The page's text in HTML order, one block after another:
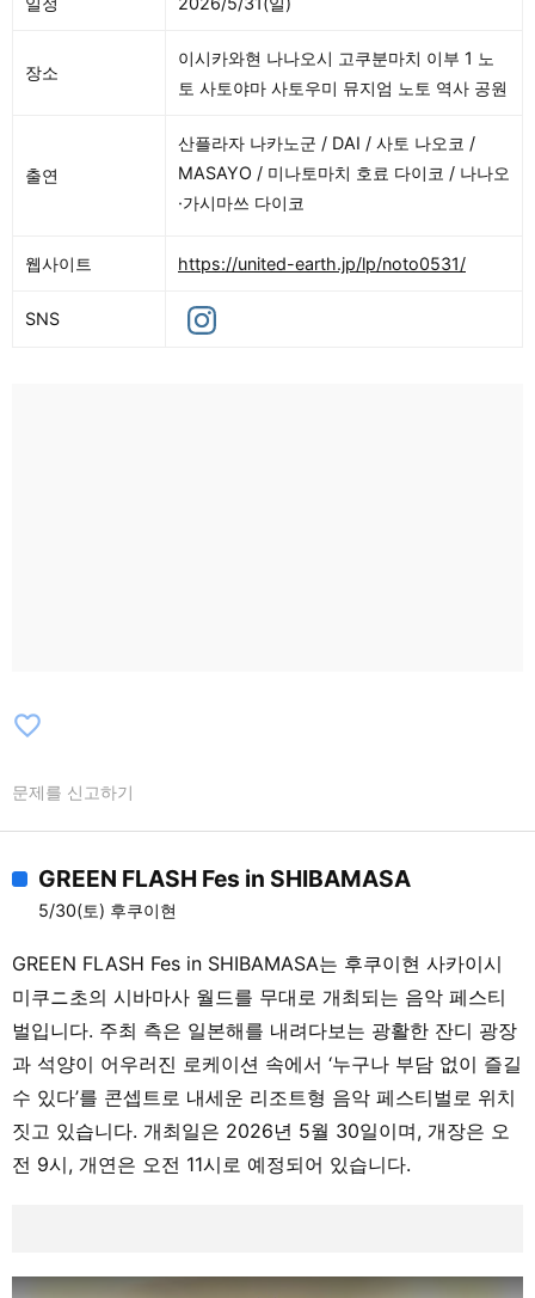
장소
이시카와현 나나오시 고쿠분마치 이부 1 노
토 사토야마 사토우미 뮤지엄 노토 역사 공원
출연
산플라자 나카노군 / DAI / 사토 나오코 /
MASAYO / 미나토마치 호료 다이코 / 나나오
·가시마쓰 다이코
웹사이트 https://united-earth.jp/lp/noto0531/
SNS
favorite_border
문제를 신고하기
GREEN FLASH Fes in SHIBAMASA
5/30(토) 후쿠이현
GREEN FLASH Fes in SHIBAMASA는 후쿠이현 사카이시
미쿠ニ초의 시바마사 월드를 무대로 개최되는 음악 페스티
벌입니다. 주최 측은 일본해를 내려다보는 광활한 잔디 광장
과 석양이 어우러진 로케이션 속에서 ‘누구나 부담 없이 즐길
수 있다’를 콘셉트로 내세운 리조트형 음악 페스티벌로 위치
짓고 있습니다. 개최일은 2026년 5월 30일이며, 개장은 오
전 9시, 개연은 오전 11시로 예정되어 있습니다.